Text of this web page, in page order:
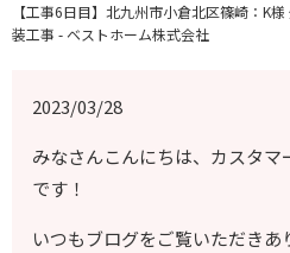
【工事6日目】北九州市小倉北区篠崎：K
装工事 - ベストホーム株式会社
2023/03/28
みなさんこんにちは、カスタマ
です！
いつもブログをご覧いただきあ